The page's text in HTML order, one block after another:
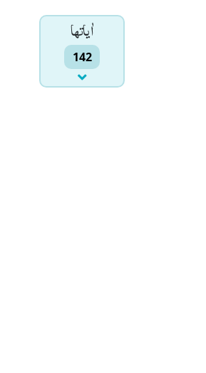
اٰياتها
142